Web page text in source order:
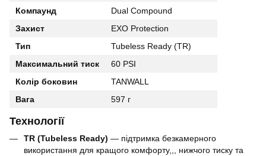
Компаунд
Dual Compound
Захист
EXO Protection
Тип
Tubeless Ready (TR)
Максимальний тиск
60 PSI
Колір боковин
TANWALL
Вага
597 г
Технології
TR (Tubeless Ready) — підтримка безкамерного
використання для кращого комфорту,,, нижчого тиску та